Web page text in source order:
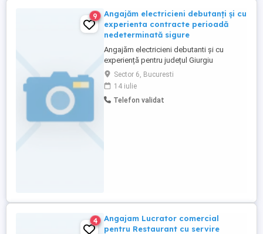
9
Angajăm electricieni debutanți și cu
experienta contracte perioadă
nedeterminată sigure
Angajăm electricieni debutanti și cu
experiență pentru județul Giurgiu
localitatea Singureni . Se asigură
transport din Bucuresti sau mașina
serviciu iar la prânz o masă caldă.
Salarizarea în funcție de experiență. De
Sector 6, Bucuresti
14 iulie
Telefon validat
4
Angajam Lucrator comercial
pentru Restaurant cu servire